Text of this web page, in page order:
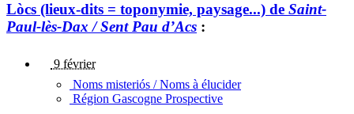
Lòcs (lieux-dits = toponymie, paysage...) de Saint-
Paul-lès-Dax / Sent Pau d’Acs :
9 février
Noms misteriós / Noms à élucider
Région Gascogne Prospective